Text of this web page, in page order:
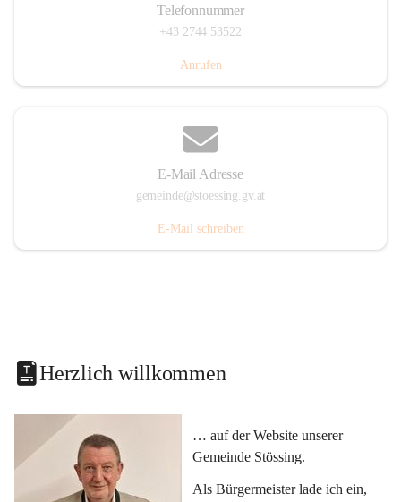
Telefonnummer
+43 2744 53522
Anrufen
E-Mail Adresse
gemeinde@stoessing.gv.at
E-Mail schreiben
Herzlich willkommen
… auf der Website unserer
Gemeinde Stössing.
Als Bürgermeister lade ich ein,